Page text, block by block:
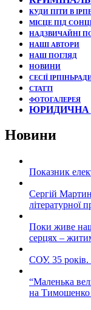
КУДИ ПІТИ В
МІСЦЕ ПІД
НАДЗВИЧАЙНІ
НАШІ АВТОРИ
НАШ ПОГЛЯД
НОВИНИ
СЕСІЇ
СТАТТІ
ФОТОГАЛЕРЕЯ
ЮРИДИЧНА
Новини
Показник
Сергій
літературної
Поки живе
серцях –
СОУ. 35 років.
“Маленька
на Тимошенко